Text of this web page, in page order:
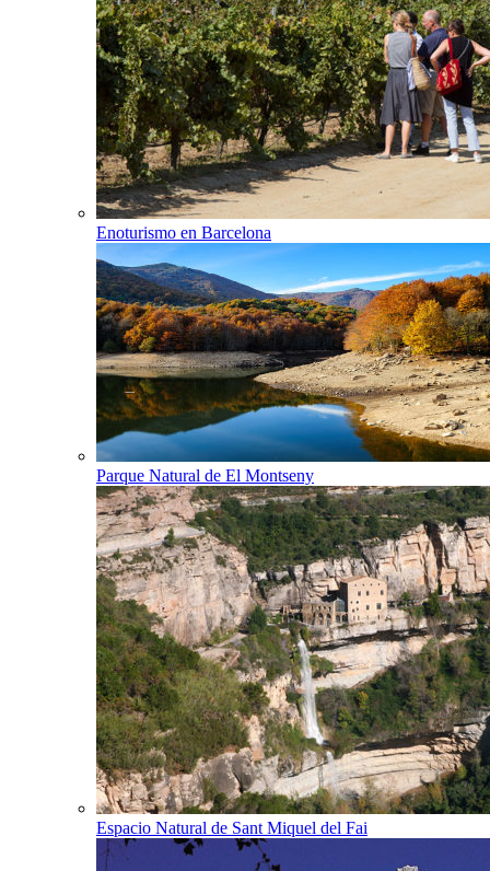
Enoturismo en Barcelona
Parque Natural de El Montseny
Espacio Natural de Sant Miquel del Fai